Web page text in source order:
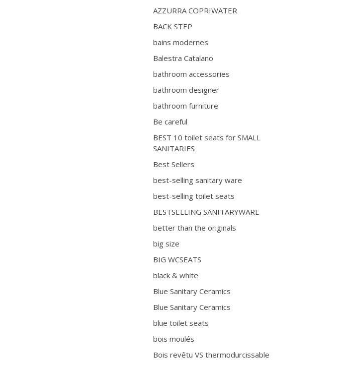
AZZURRA COPRIWATER
BACK STEP
bains modernes
Balestra Catalano
bathroom accessories
bathroom designer
bathroom furniture
Be careful
BEST 10 toilet seats for SMALL
SANITARIES
Best Sellers
best-selling sanitary ware
best-selling toilet seats
BESTSELLING SANITARYWARE
better than the originals
big size
BIG WCSEATS
black & white
Blue Sanitary Ceramics
Blue Sanitary Ceramics
blue toilet seats
bois moulés
Bois revêtu VS thermodurcissable